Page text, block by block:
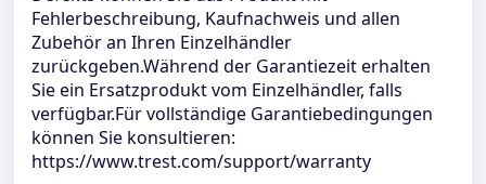
Fehlerbeschreibung, Kaufnachweis und allen
Zubehör an Ihren Einzelhändler
zurückgeben.Während der Garantiezeit erhalten
Sie ein Ersatzprodukt vom Einzelhändler, falls
verfügbar.Für vollständige Garantiebedingungen
können Sie konsultieren:
https://www.trest.com/support/warranty